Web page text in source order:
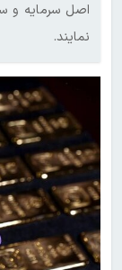
اصل سرمایه و
نمایند.